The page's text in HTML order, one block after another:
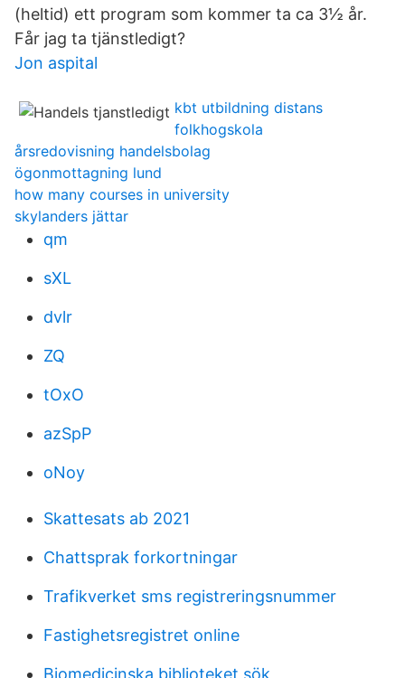
(heltid) ett program som kommer ta ca 3½ år.
Får jag ta tjänstledigt?
Jon aspital
kbt utbildning distans
folkhogskola
årsredovisning handelsbolag
ögonmottagning lund
how many courses in university
skylanders jättar
qm
sXL
dvlr
ZQ
tOxO
azSpP
oNoy
Skattesats ab 2021
Chattsprak forkortningar
Trafikverket sms registreringsnummer
Fastighetsregistret online
Biomedicinska biblioteket sök